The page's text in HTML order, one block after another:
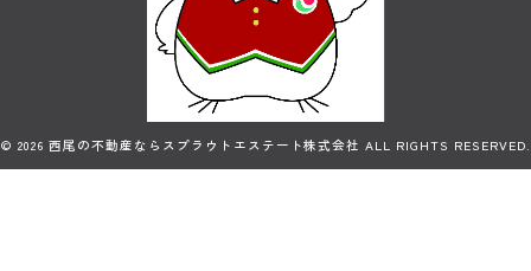
© 2026 西尾の不動産ならスプラウトエステート株式会社 ALL RIGHTS RESERVED.